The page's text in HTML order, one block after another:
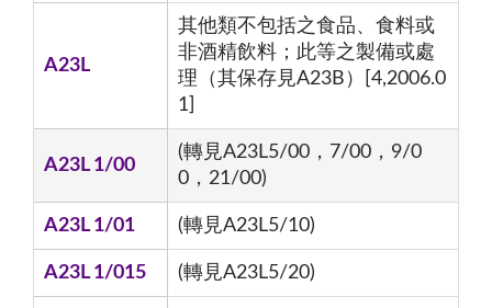
A23L
其他類不包括之食品、食料或
非酒精飲料；此等之製備或處
理（其保存見A23B）[4,2006.0
1]
A23L 1/00
(轉見A23L5/00，7/00，9/0
0，21/00)
A23L 1/01 (轉見A23L5/10)
A23L 1/015 (轉見A23L5/20)